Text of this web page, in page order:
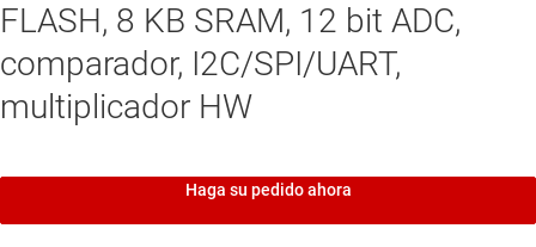
FLASH, 8 KB SRAM, 12 bit ADC,
comparador, I2C/SPI/UART,
multiplicador HW
Haga su pedido ahora